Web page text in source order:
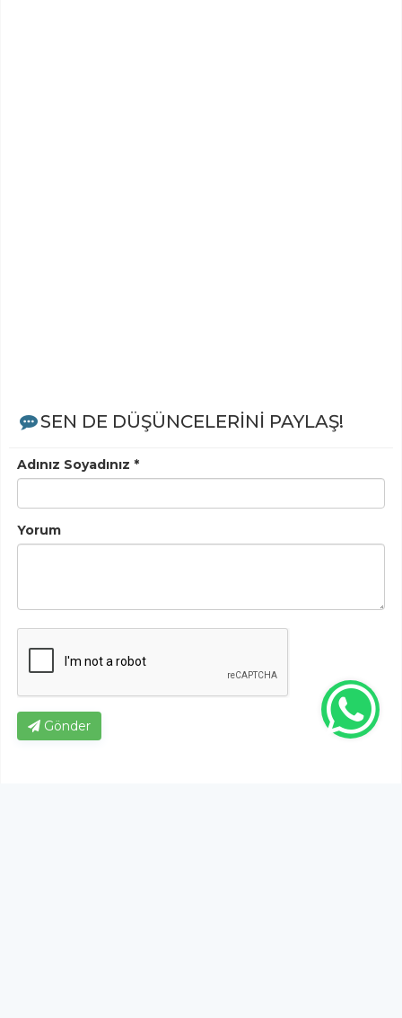
SEN DE DÜŞÜNCELERİNİ PAYLAŞ!
Adınız Soyadınız *
Yorum
Gönder